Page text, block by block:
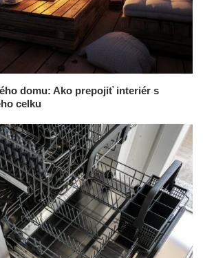
domu: Ako prepojiť interiér s
celku